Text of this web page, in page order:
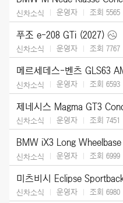
신차소식 운영자 조회 5565
푸조 e-208 GTi (2027)
신차소식 운영자 조회 7767
메르세데스-벤츠 GLS63
신차소식 운영자 조회 6593
제네시스 Magma GT3
신차소식 운영자 조회 7451
BMW iX3 Long
신차소식 운영자 조회 6999
미츠비시 Eclipse
신차소식 운영자 조회 6980